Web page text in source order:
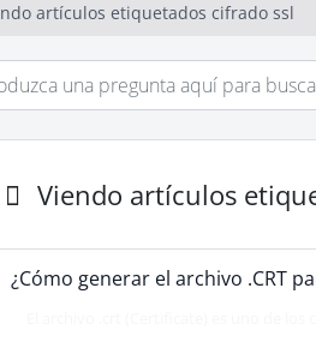
artículos etiquetados cifrado ssl
Viendo artículos
¿Cómo generar el archivo .CRT